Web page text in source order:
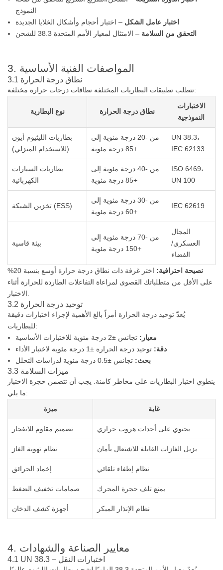
النموذج
اختبار عامل الشكل – اختبار أحجام وأشكال الخلايا الجديدة
التحقق من السلامة – الامتثال لمعيار الأمم المتحدة 38.3 للشحن
3. المواصفات الفنية الأساسية
3.1 نطاق درجة الحرارة
تتطلب تطبيقات البطاريات المختلفة نطاقات درجات حرارة مختلفة:
نوع البطارية نطاق درجة الحرارة
الاختبارات
النموذجية
بطاريات الليثيوم أيون
(للاستخدام المنزلي)
من -20 درجة مئوية إلى
+85 درجة مئوية
UN 38.3،
IEC 62133
بطاريات السيارات
الكهربائية
من -40 درجة مئوية إلى
+85 درجة مئوية
ISO 6469،
UN 100
تخزين الشبكة (ESS)
من -30 درجة مئوية إلى
+60 درجة مئوية
IEC 62619
بيئة قاسية
من -70 درجة مئوية إلى
+150 درجة مئوية
المجال
العسكري/
الفضاء
نصيحة احترافية:
اختر غرفة ذات نطاق درجة حرارة أوسع بنسبة 20%
على الأقل من متطلباتك القصوى لمراعاة التفاعلات الطاردة للحرارة أثناء
3.2 توحيد درجة الحرارة
يُعدّ توحيد درجة الحرارة أمراً بالغ الأهمية لإجراء اختبارات دقيقة
للبطاريات:
معيار: تجانس ±2 درجة مئوية للاختبارات الأساسية
دقة: توحيد درجة الحرارة ±1 درجة مئوية لاختبار الأداء
بحث: تجانس ±0.5 درجة مئوية لدراسات التحلل
3.3 ميزات السلامة
ينطوي اختبار البطاريات على مخاطر كامنة. يجب أن تتضمن حجرة الاختبار
ما يلي:
ميزة
غاية
تصميم مقاوم للانفجار يحتوي على أحداث هروب حراري
نظام تهوية الغاز يزيل الغازات القابلة للاشتعال بأمان
إخماد الحرائق نظام إطفاء تلقائي
صمامات تخفيف الضغط يمنع تلف حجرة المحرك
أجهزة كشف الدخان نظام الإنذار المبكر
4. معايير الصناعة والشهادات
4.1 UN 38.3 – اختبارات النقل